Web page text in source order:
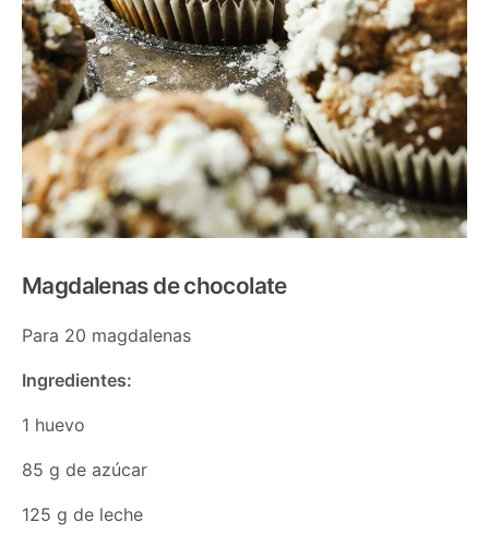
Magdalenas de chocolate
Para 20 magdalenas
Ingredientes:
1 huevo
85 g de azúcar
125 g de leche